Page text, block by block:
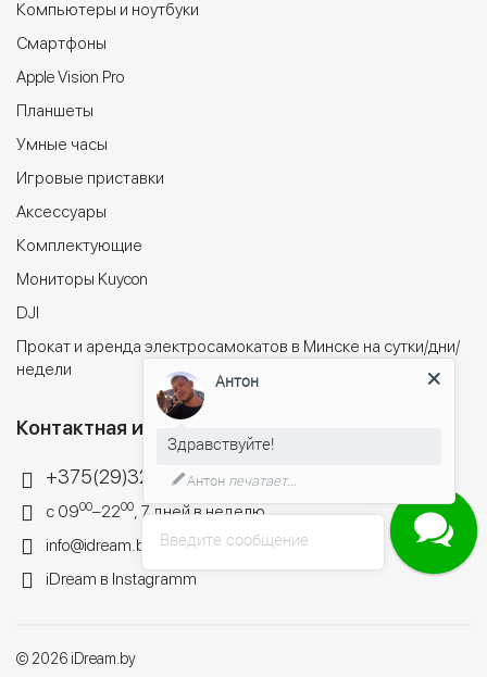
Компьютеры и ноутбуки
Cмартфоны
Apple Vision Pro
Планшеты
Умные часы
Игровые приставки
Аксессуары
Комплектующие
Мониторы Kuycon
DJI
Прокат и аренда электросамокатов в Минске на сутки/дни/
недели
Контактная информация
+375(29)324-44-34
с 0900–2200, 7 дней в неделю
info@idream.by
iDream в Instagramm
© 2026 iDream.by
Введите сообщение
Антон
Здравствуйте!
Антон печатает...